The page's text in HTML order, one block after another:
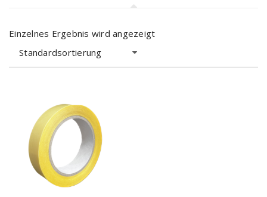
Einzelnes Ergebnis wird angezeigt
Standardsortierung